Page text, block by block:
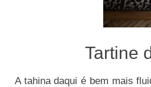
Tartine
A tahina daqui é bem mais